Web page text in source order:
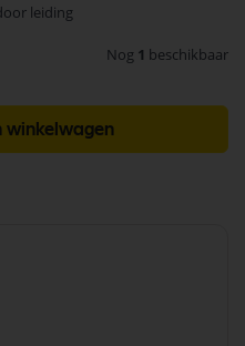
leiding
Nog 1 beschikbaar
winkelwagen